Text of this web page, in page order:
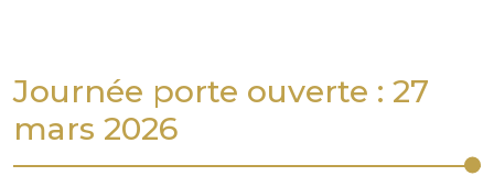
Journée porte ouverte : 27
mars 2026